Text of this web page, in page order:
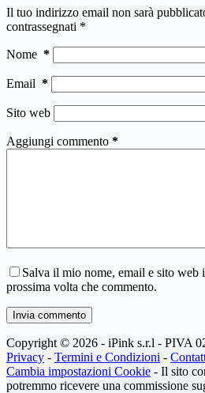
Il tuo indirizzo email non sarà
contrassegnati *
Nome *
Email *
Sito web
Aggiungi commento *
Salva il mio nome, email e sito web
prossima volta che commento.
Invia commento
Copyright © 2026 - iPink s.r.l - PIVA
Privacy - Termini e Condizioni -
Cambia impostazioni Cookie - Il sito
potremmo ricevere una commissione